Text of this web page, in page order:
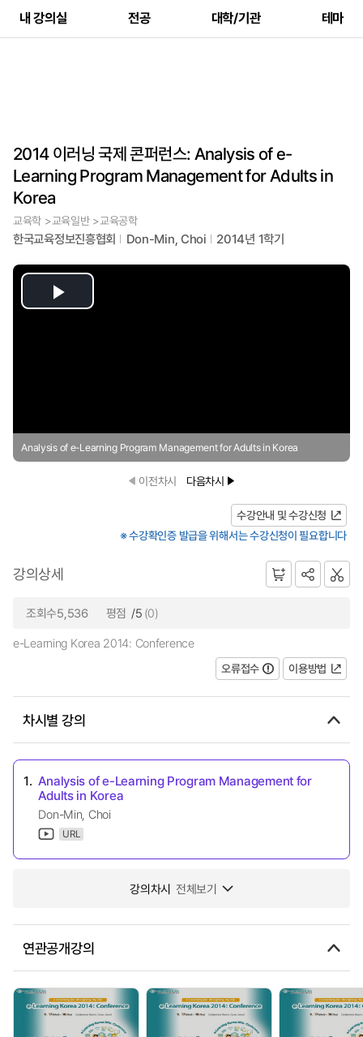
내 강의실 전공 대학/기관 테마
2014 이러닝 국제 콘퍼런스: Analysis of e-
Learning Program Management for Adults in
Korea
교육학 >교육일반 >교육공학
한국교육정보진흥협회 Don-Min, Choi 2014년 1학기
Play
Analysis of e-Learning Program Management for Adults in Korea
이전차시 다음차시
수강안내 및 수강신청
※ 수강확인증 발급을 위해서는 수강신청이 필요합니다
강의상세
조회수5,536 평점 /5 (0)
e-Learning Korea 2014: Conference
오류접수
이용방법
차시별 강의
1. Analysis of e-Learning Program Management for
Adults in Korea
Don-Min, Choi
URL
강의차시 전체보기
연관공개강의